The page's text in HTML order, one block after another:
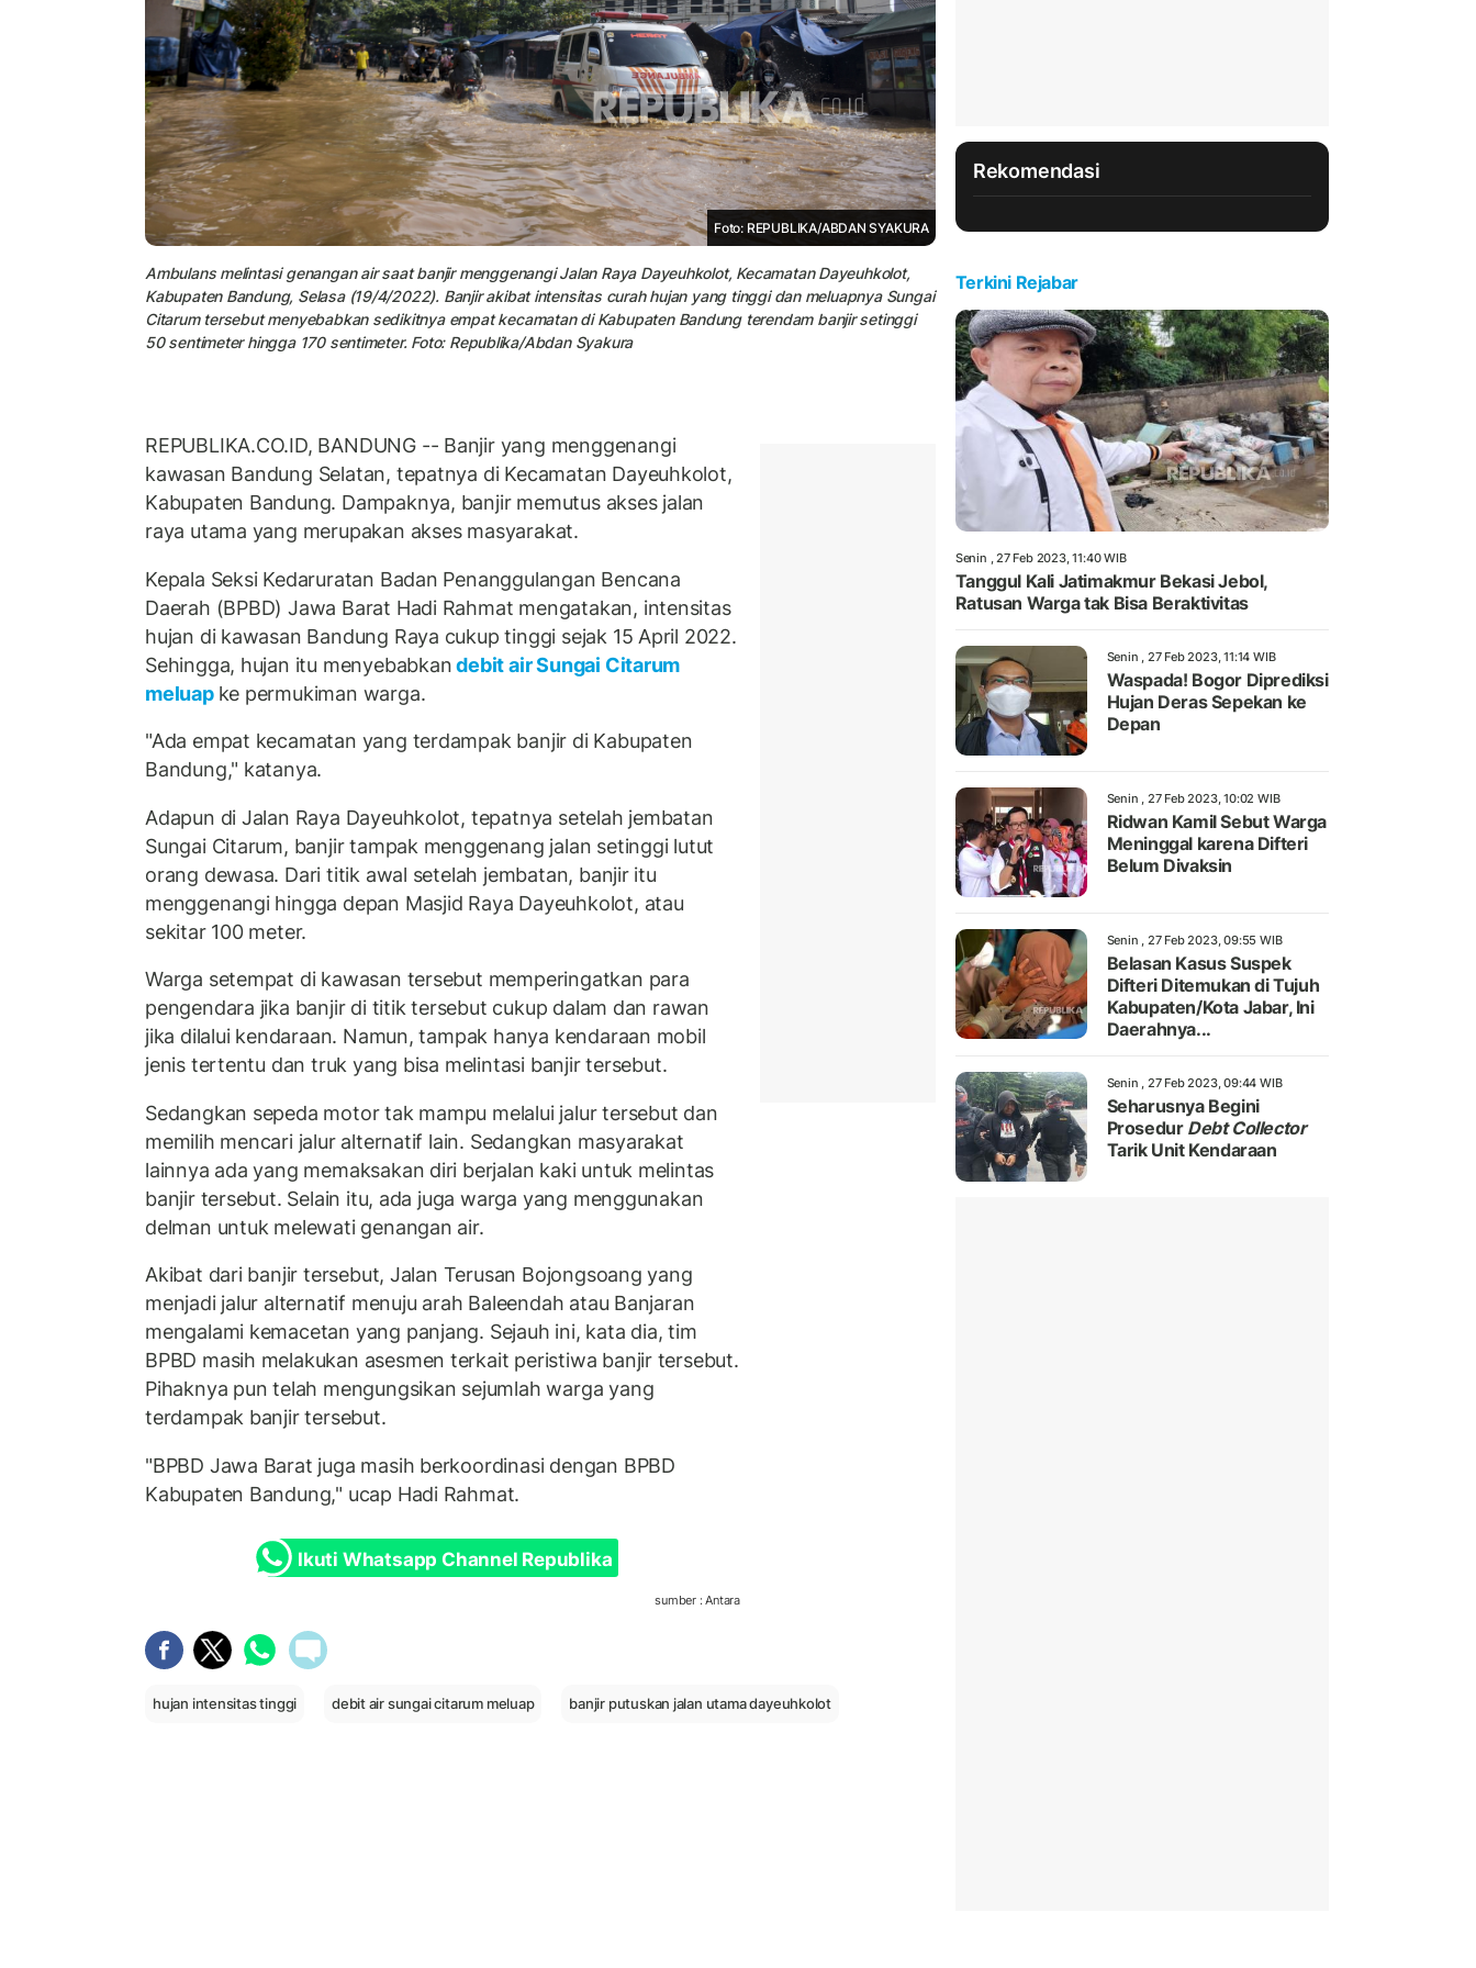
Foto: REPUBLIKA/ABDAN SYAKURA
Ambulans melintasi genangan air saat banjir menggenangi Jalan Raya Dayeuhkolot, Kecamatan Dayeuhkolot,
Kabupaten Bandung, Selasa (19/4/2022). Banjir akibat intensitas curah hujan yang tinggi dan meluapnya Sungai
Citarum tersebut menyebabkan sedikitnya empat kecamatan di Kabupaten Bandung terendam banjir setinggi
50 sentimeter hingga 170 sentimeter. Foto: Republika/Abdan Syakura
REPUBLIKA.CO.ID, BANDUNG -- Banjir yang menggenangi
kawasan Bandung Selatan, tepatnya di Kecamatan Dayeuhkolot,
Kabupaten Bandung. Dampaknya, banjir memutus akses jalan
raya utama yang merupakan akses masyarakat.
Kepala Seksi Kedaruratan Badan Penanggulangan Bencana
Daerah (BPBD) Jawa Barat Hadi Rahmat mengatakan, intensitas
hujan di kawasan Bandung Raya cukup tinggi sejak 15 April 2022.
Sehingga, hujan itu menyebabkandebit air Sungai Citarum
meluap ke permukiman warga.
"Ada empat kecamatan yang terdampak banjir di Kabupaten
Bandung," katanya.
Adapun di Jalan Raya Dayeuhkolot, tepatnya setelah jembatan
Sungai Citarum, banjir tampak menggenang jalan setinggi lutut
orang dewasa. Dari titik awal setelah jembatan, banjir itu
menggenangi hingga depan Masjid Raya Dayeuhkolot, atau
sekitar 100 meter.
Warga setempat di kawasan tersebut memperingatkan para
pengendara jika banjir di titik tersebut cukup dalam dan rawan
jika dilalui kendaraan. Namun, tampak hanya kendaraan mobil
jenis tertentu dan truk yang bisa melintasi banjir tersebut.
Sedangkan sepeda motor tak mampu melalui jalur tersebut dan
memilih mencari jalur alternatif lain. Sedangkan masyarakat
lainnya ada yang memaksakan diri berjalan kaki untuk melintas
banjir tersebut. Selain itu, ada juga warga yang menggunakan
delman untuk melewati genangan air.
Akibat dari banjir tersebut, Jalan Terusan Bojongsoang yang
menjadi jalur alternatif menuju arah Baleendah atau Banjaran
mengalami kemacetan yang panjang. Sejauh ini, kata dia, tim
BPBD masih melakukan asesmen terkait peristiwa banjir tersebut.
Pihaknya pun telah mengungsikan sejumlah warga yang
terdampak banjir tersebut.
"BPBD Jawa Barat juga masih berkoordinasi dengan BPBD
Kabupaten Bandung," ucap Hadi Rahmat.
Ikuti Whatsapp Channel Republika
sumber : Antara
hujan intensitas tinggi debit air sungai citarum meluap banjir putuskan jalan utama dayeuhkolot
Rekomendasi
Terkini Rejabar
Senin , 27 Feb 2023, 11:40 WIB
Tanggul Kali Jatimakmur Bekasi Jebol,
Ratusan Warga tak Bisa Beraktivitas
Senin , 27 Feb 2023, 11:14 WIB
Waspada! Bogor Diprediksi
Hujan Deras Sepekan ke
Depan
Senin , 27 Feb 2023, 10:02 WIB
Ridwan Kamil Sebut Warga
Meninggal karena Difteri
Belum Divaksin
Senin , 27 Feb 2023, 09:55 WIB
Belasan Kasus Suspek
Difteri Ditemukan di Tujuh
Kabupaten/Kota Jabar, Ini
Daerahnya...
Senin , 27 Feb 2023, 09:44 WIB
Seharusnya Begini
Prosedur Debt Collector
Tarik Unit Kendaraan